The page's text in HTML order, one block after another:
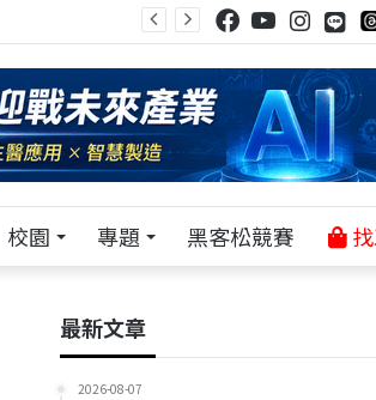
校園 專題 黑客松競賽
最新文章
2026-08-07